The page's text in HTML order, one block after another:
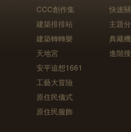
CCC創作集
建築排排站
建築轉轉樂
天地宮
安平追想1661
工藝大冒險
原住民儀式
原住民服飾
快速
主題
典藏
進階